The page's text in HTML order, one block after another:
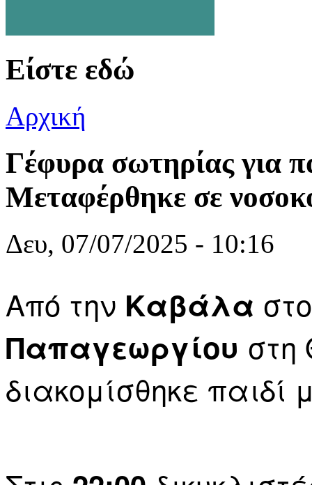
Είστε εδώ
Αρχική
Γέφυρα σωτηρίας για
Μεταφέρθηκε σε
Δευ, 07/07/2025 - 10:16
Από την Καβάλα
Παπαγεωργίου στη
διακομίσθηκε